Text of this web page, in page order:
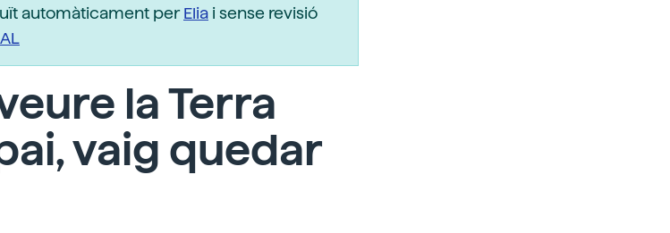
automàticament perElia i sense revisió
la Terra
vaig quedar